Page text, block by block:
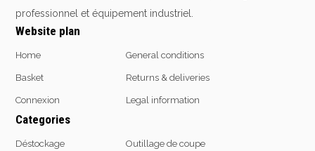
professionnel et équipement industriel.
Website plan
Home
Basket
Connexion
General conditions
Returns & deliveries
Legal information
Categories
Déstockage Outillage de coupe